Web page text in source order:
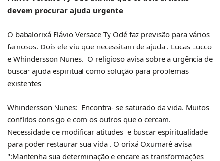
devem procurar ajuda urgente
O babalorixá Flávio Versace Ty Odé faz previsão para vários
famosos. Dois ele viu que necessitam de ajuda : Lucas Lucco
e Whindersson Nunes. O religioso avisa sobre a urgência de
buscar ajuda espiritual como solução para problemas
existentes
Whindersson Nunes: Encontra- se saturado da vida. Muitos
conflitos consigo e com os outros que o cercam.
Necessidade de modificar atitudes e buscar espiritualidade
para poder restaurar sua vida . O orixá Oxumaré avisa
":Mantenha sua determinação e encare as transformações